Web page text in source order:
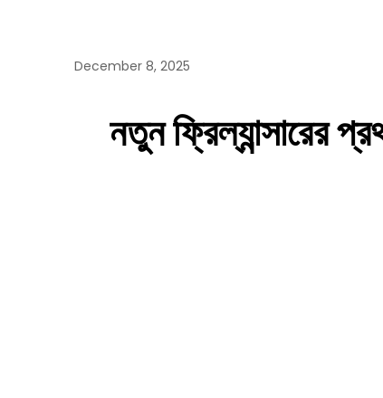
December 8, 2025
নতুনফ্রিল্যান্সারের